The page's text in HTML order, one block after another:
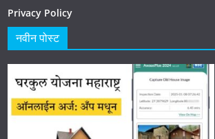
Privacy Policy
नवीन पोस्ट